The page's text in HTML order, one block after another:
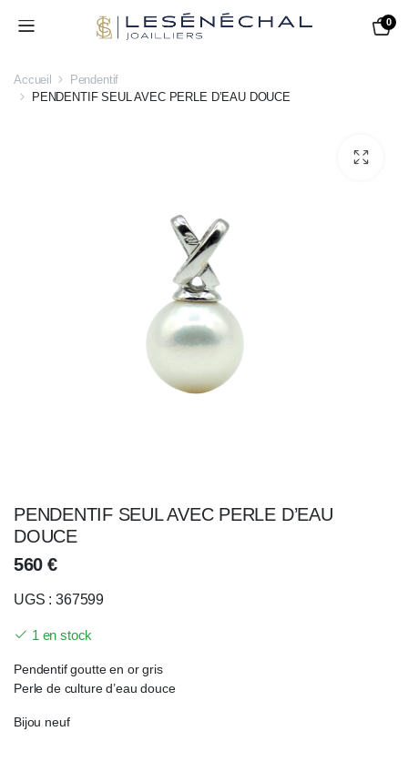
0
Accueil
Pendentif
PENDENTIF SEUL AVEC PERLE D’EAU DOUCE
PENDENTIF SEUL AVEC PERLE D’EAU
DOUCE
560€
UGS : 367599
1 en stock
Pendentif goutte en or gris
Perle de culture d’eau douce
Bijou neuf